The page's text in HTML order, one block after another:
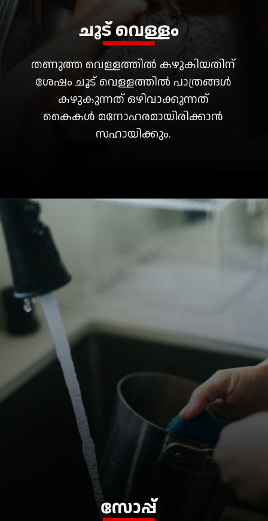
തണുത്ത വെള്ളത്തിൽ കഴുകിയതിന്
ശേഷം ചൂട് വെള്ളത്തിൽ പാത്രങ്ങൾ
കഴുകുന്നത് ഒഴിവാക്കുന്നത്
കൈകൾ മനോഹരമായിരിക്കാൻ
ചൂട് വെള്ളം
സോപ്പ്